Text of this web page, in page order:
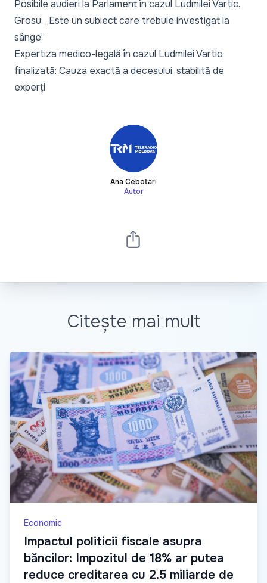
Posibile audieri la Parlament în cazul Ludmilei Vartic.
Grosu: „Este un subiect care trebuie investigat la
sânge”
Expertiza medico-legală în cazul Ludmilei Vartic,
finalizată: Cauza exactă a decesului, stabilită de
experți
Ana Cebotari
Autor
Citește mai mult
Economic
Impactul politicii fiscale asupra
băncilor: Impozitul de 18% ar putea
reduce creditarea cu 2.5 miliarde de